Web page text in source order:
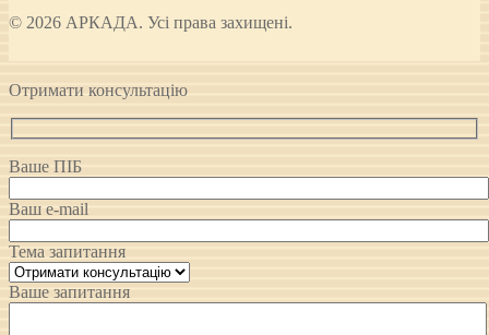
© 2026 АРКАДА. Усі права захищені.
Отримати консультацію
Ваше ПІБ
Ваш e-mail
Тема запитання
Ваше запитання